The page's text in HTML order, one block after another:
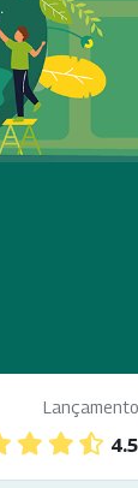
4.5